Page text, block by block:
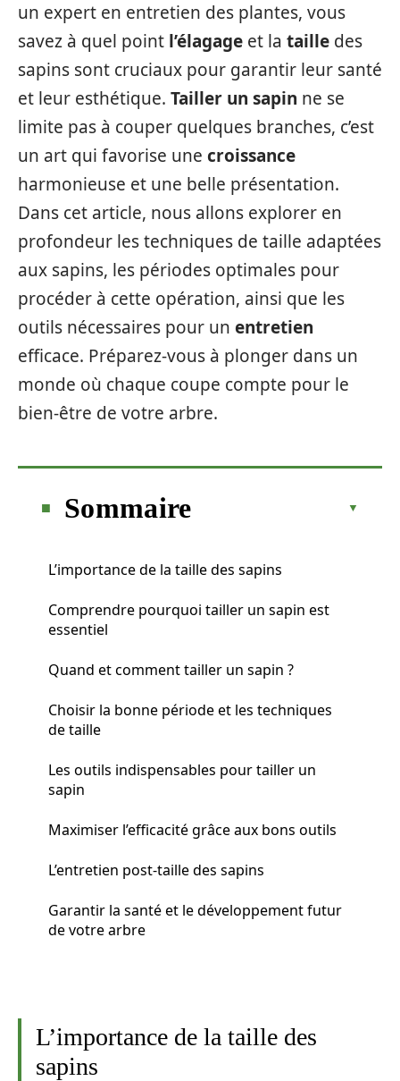
un expert en entretien des plantes, vous
savez à quel point l’élagage et la taille des
sapins sont cruciaux pour garantir leur santé
et leur esthétique. Tailler un sapin ne se
limite pas à couper quelques branches, c’est
un art qui favorise une croissance
harmonieuse et une belle présentation.
Dans cet article, nous allons explorer en
profondeur les techniques de taille adaptées
aux sapins, les périodes optimales pour
procéder à cette opération, ainsi que les
outils nécessaires pour un entretien
efficace. Préparez-vous à plonger dans un
monde où chaque coupe compte pour le
bien-être de votre arbre.
Sommaire
L’importance de la taille des sapins
Comprendre pourquoi tailler un sapin est
essentiel
Quand et comment tailler un sapin ?
Choisir la bonne période et les techniques
de taille
Les outils indispensables pour tailler un
sapin
Maximiser l’efficacité grâce aux bons outils
L’entretien post-taille des sapins
Garantir la santé et le développement futur
de votre arbre
L’importance de la taille des
sapins